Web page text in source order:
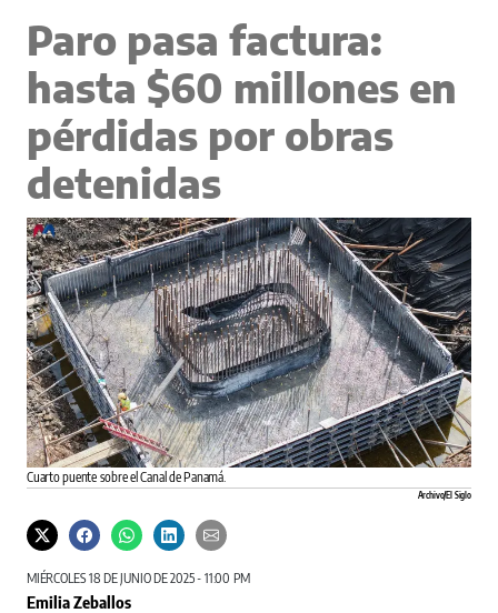
Paro pasa factura:
hasta $60 millones en
pérdidas por obras
detenidas
Cuarto puente sobre el Canal de Panamá.
Archivo/El Siglo
MIÉRCOLES 18 DE JUNIO DE 2025 - 11:00 PM
Emilia Zeballos